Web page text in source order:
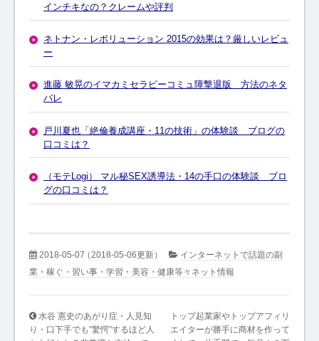
インチキなの？クレームや評判
ネトナン・レボリューション 2015の効果は？厳しいレビュ
ー
進藤 敏晃のイマカミセラピーコミュ障撃退版 方法のネタ
バレ
戸川夏也「絶倫養成講座・11の技術」の体験談 ブログの
口コミは？
（モテLogi） マル秘SEX誘導法・14の手口の体験談 ブロ
グの口コミは？
2018-05-07（2018-05-06更新）
インターネットで話題の副
業・稼ぐ・習い事・学習・美容・健康等々ネット情報
水谷 憲史のあがり症・人見知
り・口下手でも”驚愕”するほど人
トップ起業家やトップアフィリ
エイターが勝手に商材を作って